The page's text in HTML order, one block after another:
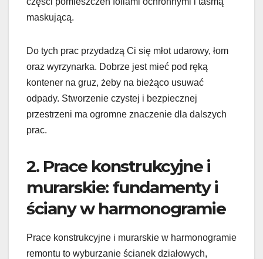
maskującą.
Do tych prac przydadzą Ci się młot udarowy, łom
oraz wyrzynarka. Dobrze jest mieć pod ręką
kontener na gruz, żeby na bieżąco usuwać
odpady. Stworzenie czystej i bezpiecznej
przestrzeni ma ogromne znaczenie dla dalszych
prac.
2. Prace konstrukcyjne i
murarskie: fundamenty i
ściany w harmonogramie
Prace konstrukcyjne i murarskie w harmonogramie
remontu to wyburzanie ścianek działowych,